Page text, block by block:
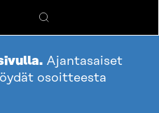
Hae
Ajantasaiset
osoitteesta